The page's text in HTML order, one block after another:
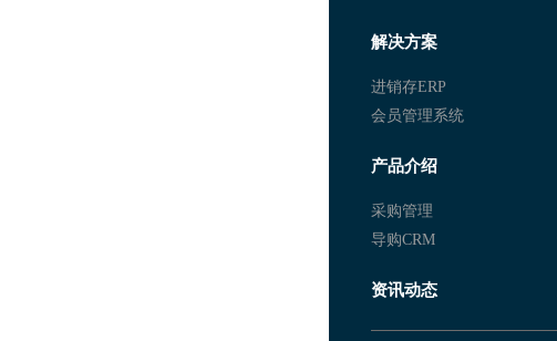
服装店进销存软件 服装店
连锁服装店进销存软件
服装店管理系统 服装会员
服装行业进销存 服装进
服装进销存软件 服装进销
解决方案
进销存ERP
会员管理系统
产品介绍
采购管理
导购CRM
资讯动态